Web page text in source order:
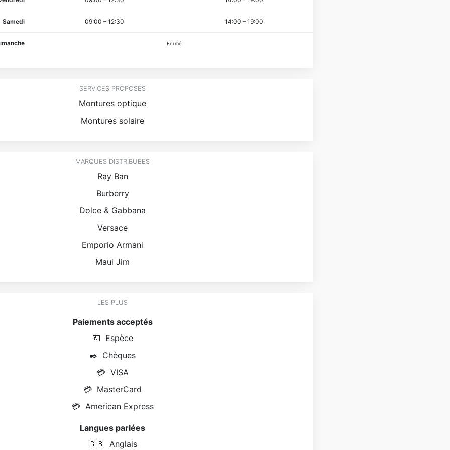
Samedi 09:00 – 12:30 14:00 – 19:00
Fermé
SERVICES PROPOSÉS
Montures optique
Montures solaire
MARQUES DISTRIBUÉES
Ray Ban
Burberry
Dolce & Gabbana
Versace
Emporio Armani
Maui Jim
LES PLUS
Paiements acceptés
💶 Espèce
✒️ Chèques
💳 VISA
💳 MasterCard
💳 American Express
Langues parlées
🇬🇧 Anglais